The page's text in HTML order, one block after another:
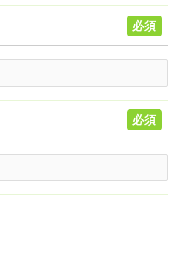
必須
必須